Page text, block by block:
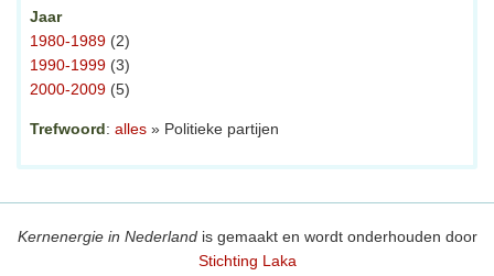
Jaar
1980-1989 (2)
1990-1999 (3)
2000-2009 (5)
Trefwoord: alles » Politieke partijen
Kernenergie in Nederlandis gemaakt en wordt onderhouden door
Stichting Laka